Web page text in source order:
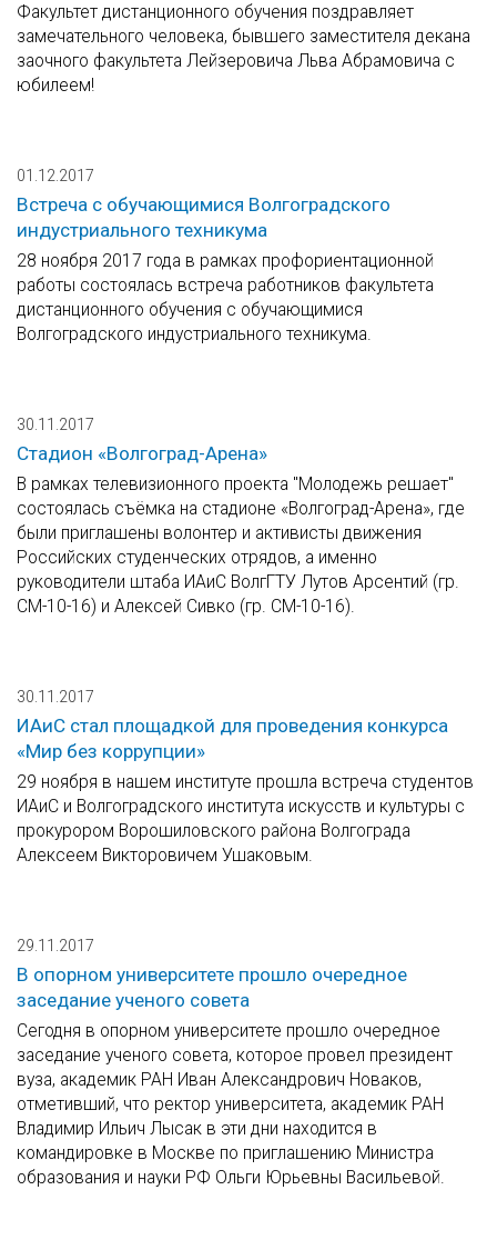
Факультет дистанционного обучения поздравляет
замечательного человека, бывшего заместителя декана
заочного факультета Лейзеровича Льва Абрамовича с
юбилеем!
01.12.2017
Встреча с обучающимися Волгоградского
индустриального техникума
28 ноября 2017 года в рамках профориентационной
работы состоялась встреча работников факультета
дистанционного обучения с обучающимися
Волгоградского индустриального техникума.
30.11.2017
Стадион «Волгоград-Арена»
В рамках телевизионного проекта "Молодежь решает"
состоялась съёмка на стадионе «Волгоград-Арена», где
были приглашены волонтер и активисты движения
Российских студенческих отрядов, а именно
руководители штаба ИАиС ВолгГТУ Лутов Арсентий (гр.
СМ-10-16) и Алексей Сивко (гр. СМ-10-16).
30.11.2017
ИАиС стал площадкой для проведения конкурса
«Мир без коррупции»
29 ноября в нашем институте прошла встреча студентов
ИАиС и Волгоградского института искусств и культуры с
прокурором Ворошиловского района Волгограда
Алексеем Викторовичем Ушаковым.
29.11.2017
В опорном университете прошло очередное
заседание ученого совета
Сегодня в опорном университете прошло очередное
заседание ученого совета, которое провел президент
вуза, академик РАН Иван Александрович Новаков,
отметивший, что ректор университета, академик РАН
Владимир Ильич Лысак в эти дни находится в
командировке в Москве по приглашению Министра
образования и науки РФ Ольги Юрьевны Васильевой.